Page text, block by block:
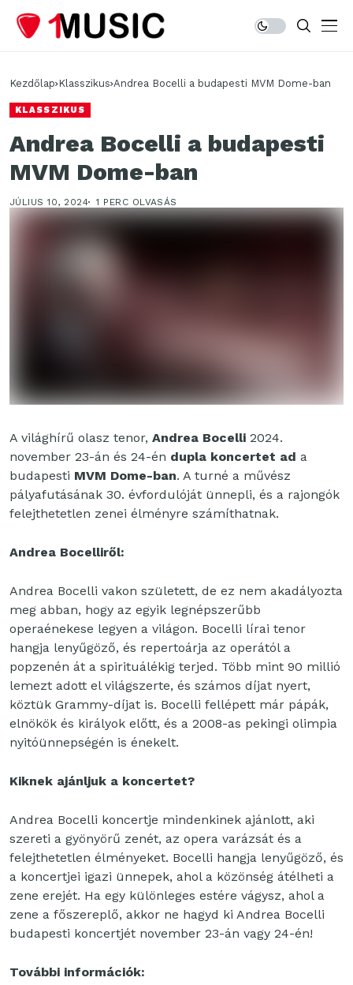
Kezdőlap Klasszikus Andrea Bocelli a budapesti MVM Dome-ban
KLASSZIKUS
Andrea Bocelli a budapesti
MVM Dome-ban
JÚLIUS 10, 2024 1 PERC OLVASÁS
A világhírű olasz tenor, Andrea Bocelli 2024.
november 23-án és 24-én dupla koncertet ad a
budapesti MVM Dome-ban. A turné a művész
pályafutásának 30. évfordulóját ünnepli, és a rajongók
felejthetetlen zenei élményre számíthatnak.
Andrea Bocelliről:
Andrea Bocelli vakon született, de ez nem akadályozta
meg abban, hogy az egyik legnépszerűbb
operaénekese legyen a világon. Bocelli lírai tenor
hangja lenyűgöző, és repertoárja az operától a
popzenén át a spirituálékig terjed. Több mint 90 millió
lemezt adott el világszerte, és számos díjat nyert,
köztük Grammy-díjat is. Bocelli fellépett már pápák,
elnökök és királyok előtt, és a 2008-as pekingi olimpia
nyitóünnepségén is énekelt.
Kiknek ajánljuk a koncertet?
Andrea Bocelli koncertje mindenkinek ajánlott, aki
szereti a gyönyörű zenét, az opera varázsát és a
felejthetetlen élményeket. Bocelli hangja lenyűgöző, és
a koncertjei igazi ünnepek, ahol a közönség átélheti a
zene erejét. Ha egy különleges estére vágysz, ahol a
zene a főszereplő, akkor ne hagyd ki Andrea Bocelli
budapesti koncertjét november 23-án vagy 24-én!
További információk: